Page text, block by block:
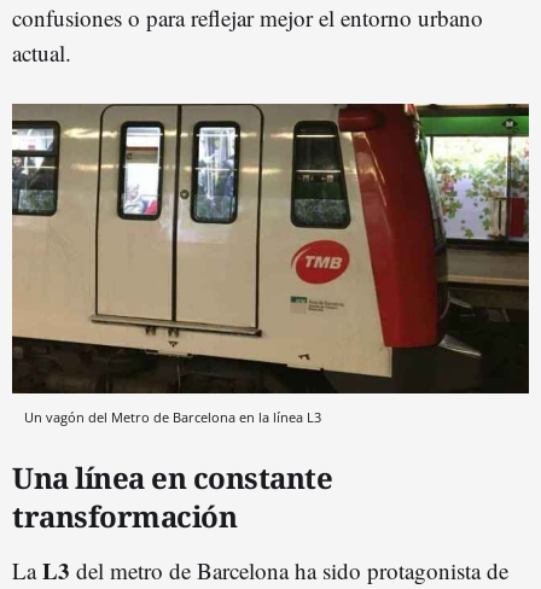
confusiones o para reflejar mejor el entorno urbano
actual.
Un vagón del Metro de Barcelona en la línea L3
Una línea en constante
transformación
LaL3 del metro de Barcelona ha sido protagonista de